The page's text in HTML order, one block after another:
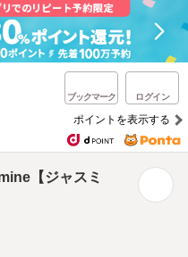
ブックマーク ログイン
ポイントを表示する
【ジャスミ